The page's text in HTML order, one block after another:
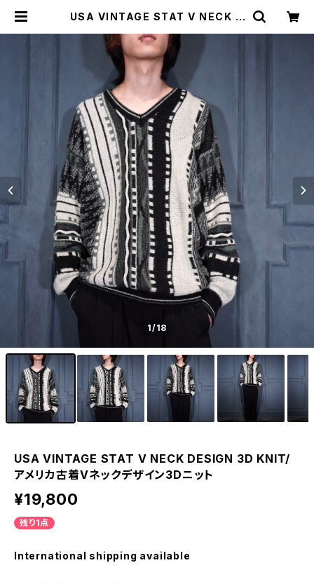
USA VINTAGE STAT V NECK D
ックデザイン3Dニット | Titti Vint
age
1/18
USA VINTAGE STAT V NECK DESIGN 3D KNIT/
アメリカ古着Vネックデザイン3Dニット
¥19,800
残り1点
International shipping available